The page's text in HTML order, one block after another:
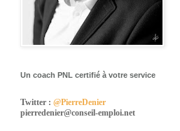
Un coach PNL certifié à votre service
Twitter : @PierreDenier
pierredenier@conseil-emploi.net